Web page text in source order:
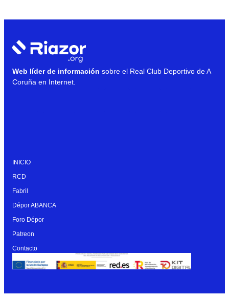
Web líder de información sobre el Real Club Deportivo de A
Coruña en Internet.
INICIO
RCD
Fabril
Dépor ABANCA
Foro Dépor
Patreon
Contacto